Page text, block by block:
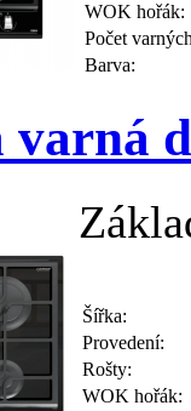
WOK hořák:
Počet
Barva:
varná
Šířka:
Provedení:
Rošty:
WOK hořák: